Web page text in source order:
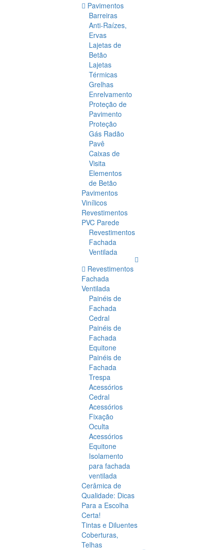
Pavimentos
Barreiras
Anti-Raízes,
Ervas
Lajetas de
Betão
Lajetas
Térmicas
Grelhas
Enrelvamento
Proteção de
Pavimento
Proteção
Gás Radão
Pavê
Caixas de
Visita
Elementos
de Betão
Pavimentos
Vinílicos
Revestimentos
PVC Parede
Revestimentos
Fachada
Ventilada
Revestimentos
Fachada
Ventilada
Painéis de
Fachada
Cedral
Painéis de
Fachada
Equitone
Painéis de
Fachada
Trespa
Acessórios
Cedral
Acessórios
Fixação
Oculta
Acessórios
Equitone
Isolamento
para fachada
ventilada
Cerâmica de
Qualidade: Dicas
Para a Escolha
Certa!
Tintas e Diluentes
Coberturas,
Telhas